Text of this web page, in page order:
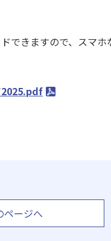
できますので、スマ
2025.pdf
ページへ